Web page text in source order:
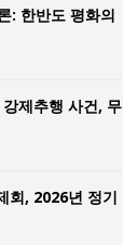
: 한반도 평화의
제추행 사건, 무
회, 2026년 정기